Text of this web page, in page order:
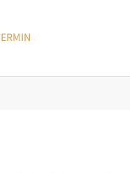
for "Juwelier"